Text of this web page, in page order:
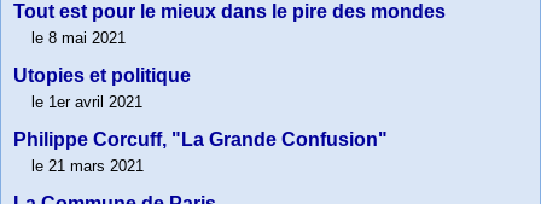
Tout est pour le mieux dans le pire des mondes
le 8 mai 2021
Utopies et politique
le 1er avril 2021
Philippe Corcuff, "La Grande Confusion"
le 21 mars 2021